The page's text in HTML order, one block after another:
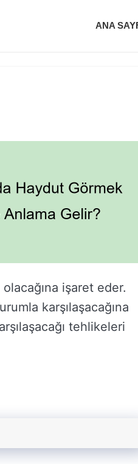
ANA
işaret eder.
karşılaşacağına
tehlikeleri